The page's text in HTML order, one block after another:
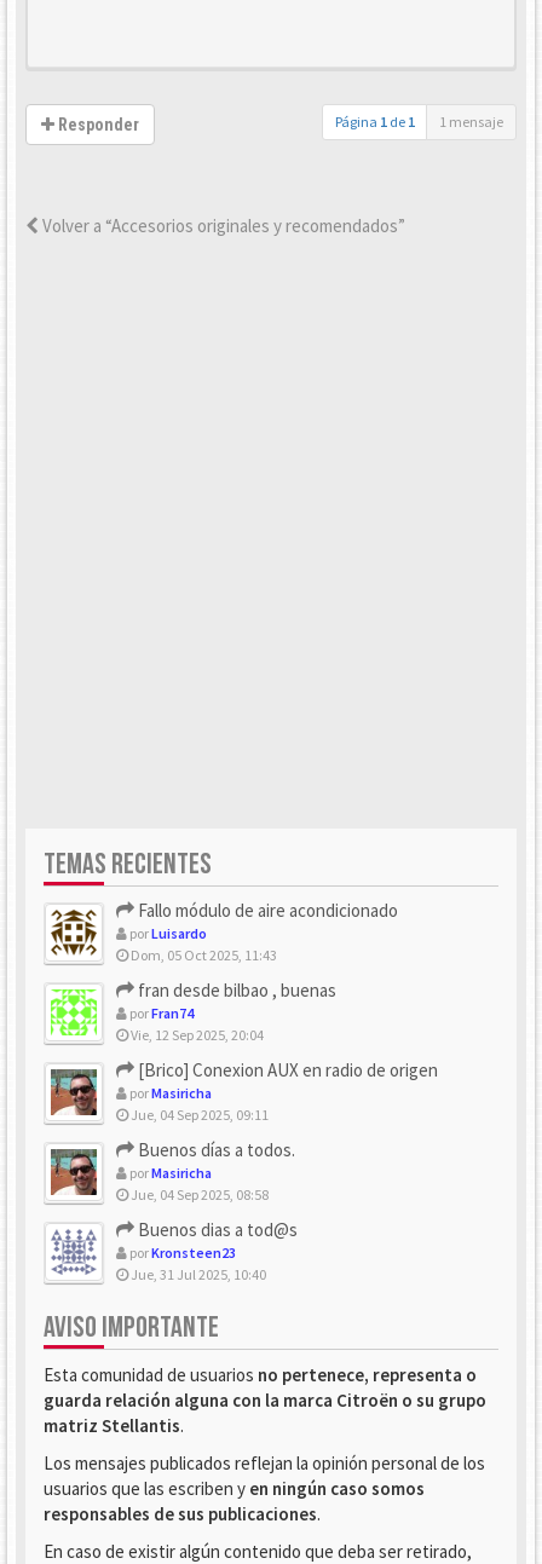
Responder Página 1 de 1 1 mensaje
Volver a “Accesorios originales y recomendados”
TEMAS RECIENTES
Fallo módulo de aire acondicionado
porLuisardo
Dom, 05 Oct 2025, 11:43
fran desde bilbao , buenas
porFran74
Vie, 12 Sep 2025, 20:04
[Brico] Conexion AUX en radio de origen
porMasiricha
Jue, 04 Sep 2025, 09:11
Buenos días a todos.
porMasiricha
Jue, 04 Sep 2025, 08:58
Buenos dias a tod@s
porKronsteen23
Jue, 31 Jul 2025, 10:40
AVISO IMPORTANTE
Esta comunidad de usuarios no pertenece, representa o
guarda relación alguna con la marca Citroën o su grupo
matriz Stellantis.
Los mensajes publicados reflejan la opinión personal de los
usuarios que las escriben y en ningún caso somos
responsables de sus publicaciones.
En caso de existir algún contenido que deba ser retirado,